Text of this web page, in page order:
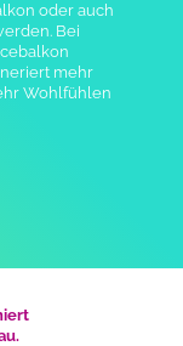
oder auch
Bei
mehr
Wohlfühlen
.